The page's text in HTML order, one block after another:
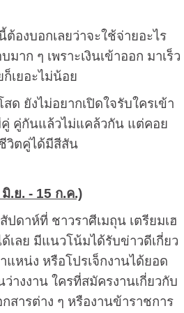
องบอกเลยว่าจะใช้จ่ายอะไร
าก ๆ เพราะเงินเข้าออก มาเร็ว
ก็เยอะไม่น้อย
ด ยังไม่อยากเปิดใจรับใครเข้า
คู่ คู่กันแล้วไม่แคล้วกัน แต่คอย
วิตคู่ได้มีสีสัน
.ย. - 15 ก.ค.)
ปดาห์ที่ ชาวราศีเมถุน เตรียมเฮ
เลย มีแนวโน้มได้รับข่าวดีเกี่ยว
แหน่ง หรือโปรเจ็กงานได้ยอด
างงาน ใครที่สมัครงานเกี่ยวกับ
สารต่าง ๆ หรืองานข้าราชการ